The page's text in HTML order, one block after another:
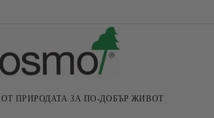
ПРИРОДАТА ЗА ПО-ДОБЪР ЖИВОТ